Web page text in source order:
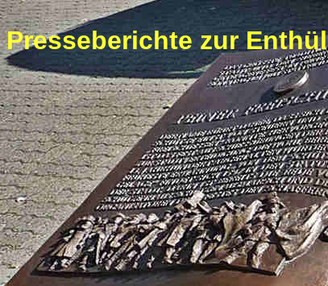
Presseberichte zur